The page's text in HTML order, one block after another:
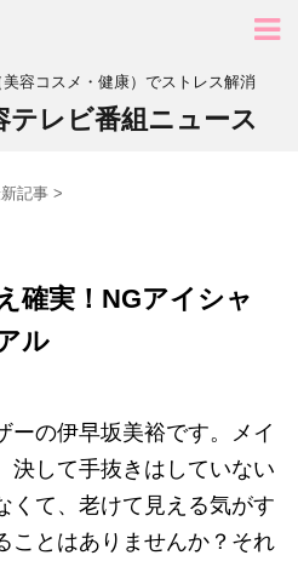
容コスメ・健康）でストレス解消
テレビ番組ニュース
記事 >
確実！NGアイシャ
ル
ーの伊早坂美裕です。メイ
決して手抜きはしていない
くて、老けて見える気がす
とはありませんか？それ